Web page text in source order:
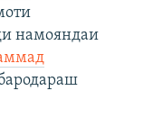
намояндаи